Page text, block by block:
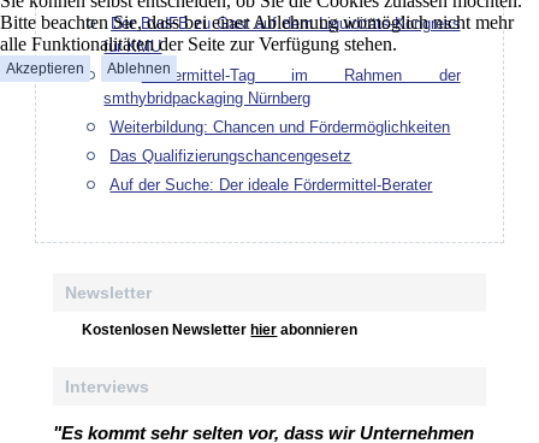
Der BvdFB zu Gast auf dem Liquiditäts-Kongress
für KMU
Fördermittel-Tag im Rahmen der
smthybridpackaging Nürnberg
Weiterbildung: Chancen und Fördermöglichkeiten
Das Qualifizierungschancengesetz
Auf der Suche: Der ideale Fördermittel-Berater
Newsletter
Kostenlosen Newsletter hier abonnieren
Interviews
"Es kommt sehr selten vor, dass wir Unternehmen
Bitte beachten Sie, dass bei einer Ablehnung womöglich nicht mehr
alle Funktionalitäten der Seite zur Verfügung stehen.
Akzeptieren Ablehnen